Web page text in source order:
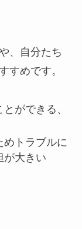
、自分たち
すめです。
ができる、
めトラブルに
が大きい